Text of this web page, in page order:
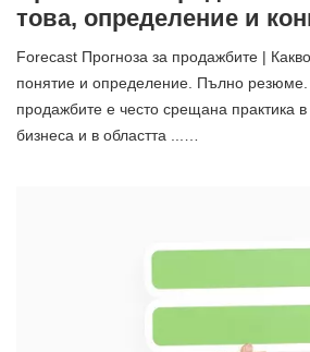
това, определение и
Forecast Прогноза за продажбите |
понятие и определение. Пълно резюме.
продажбите е често срещана практика
бизнеса и в областта ...…